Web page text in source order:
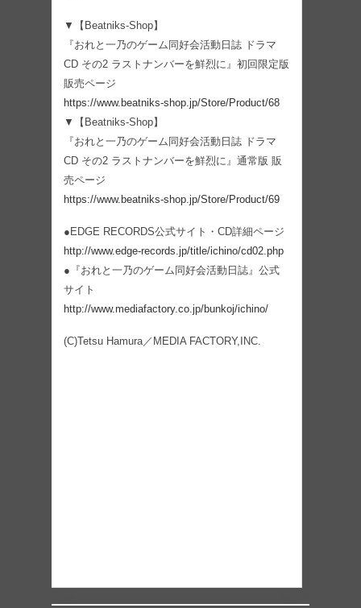
▼【Beatniks-Shop】
『おれと一乃のゲーム同好会活動日誌 ドラマ
CD その2 ラストナンバーを鮮烈に』初回限定版
販売ページ
https://www.beatniks-shop.jp/Store/Product/68
▼【Beatniks-Shop】
『おれと一乃のゲーム同好会活動日誌 ドラマ
CD その2 ラストナンバーを鮮烈に』通常版 販
売ページ
https://www.beatniks-shop.jp/Store/Product/69
●EDGE RECORDS公式サイト・CD詳細ページ
http://www.edge-records.jp/title/ichino/cd02.php
●『おれと一乃のゲーム同好会活動日誌』公式
サイト
http://www.mediafactory.co.jp/bunkoj/ichino/
(C)Tetsu Hamura／MEDIA FACTORY,INC.